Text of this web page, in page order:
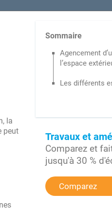
réseaux
de plans et Suivi de chantier
de travaux
la
peut
Sommaire
Agencement
l’espace
Les différents
Travaux et
Comparez et
jusqu'à 30 %
Comparez